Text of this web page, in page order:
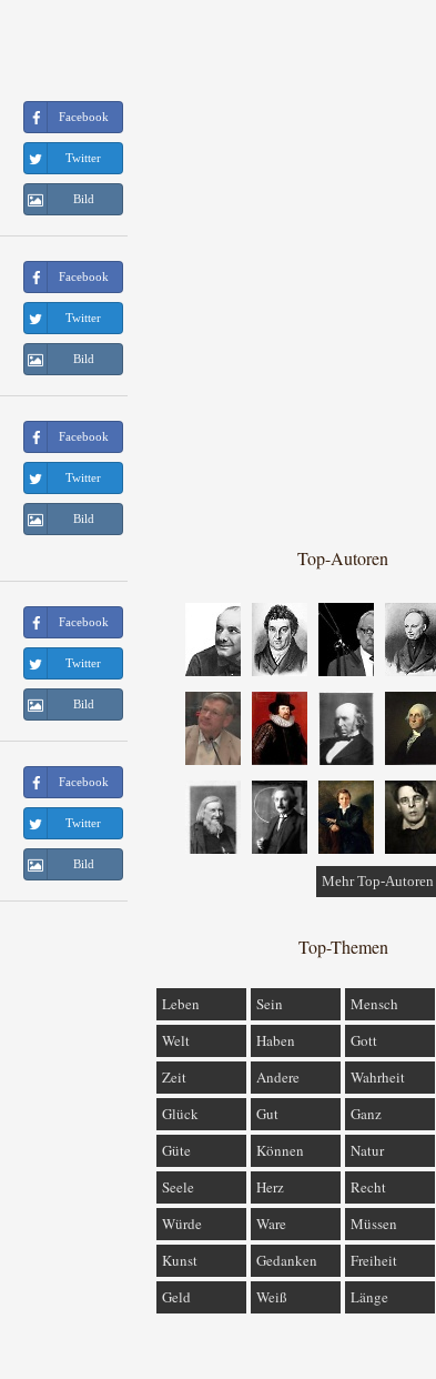
Facebook
Twitter
Bild
Facebook
Twitter
Bild
Facebook
Twitter
Bild
Facebook
Twitter
Bild
Facebook
Twitter
Bild
Top-Autoren
Mehr Top-Autoren
Top-Themen
Leben Sein Mensch
Welt
Haben Gott
Zeit
Andere Wahrheit
Glück
Gut Ganz
Güte
Können Natur
Seele
Herz Recht
Würde
Ware Müssen
Kunst
Gedanken Freiheit
Geld
Weiß Länge